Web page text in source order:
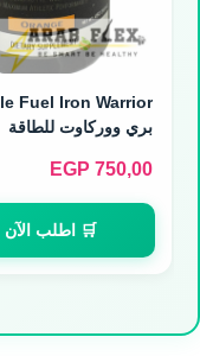
بري ووركاوت للطاقة
750,00
EGP
🛒 اطلب الآن